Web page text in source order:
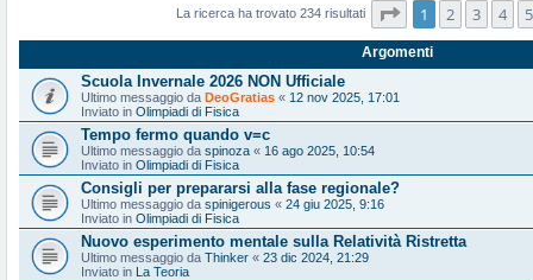
La ricerca ha trovato 234 risultati Pagina1 di10
1 2 3 4 5
Argomenti
Scuola Invernale 2026 NON Ufficiale
Ultimo messaggio da DeoGratias « 12 nov 2025, 17:01
Inviato in Olimpiadi di Fisica
Tempo fermo quando v=c
Ultimo messaggio da spinoza « 16 ago 2025, 10:54
Inviato in Olimpiadi di Fisica
Consigli per prepararsi alla fase regionale?
Ultimo messaggio da spinigerous « 24 giu 2025, 9:16
Inviato in Olimpiadi di Fisica
Nuovo esperimento mentale sulla Relatività Ristretta
Ultimo messaggio da Thinker « 23 dic 2024, 21:29
Inviato in La Teoria